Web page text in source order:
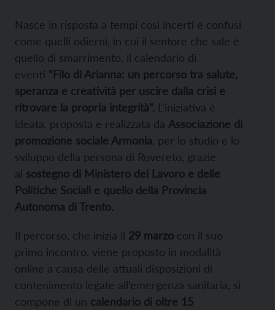
Nasce in risposta a tempi così incerti e confusi
come quelli odierni, in cui il sentore che sale è
quello di smarrimento, il calendario di
eventi “Filo di Arianna: un percorso tra salute,
speranza e creatività per uscire dalla crisi e
ritrovare la propria integrità”. L’iniziativa è
ideata, proposta e realizzata da Associazione di
promozione sociale Armonia , per lo studio e lo
sviluppo della persona di Rovereto, grazie
al sostegno di Ministero del Lavoro e delle
Politiche Sociali e quello della Provincia
Autonoma di Trento.
Il percorso, che inizia il 29 marzo con il suo
primo incontro, viene proposto in modalità
online a causa delle attuali disposizioni di
contenimento legate all’emergenza sanitaria, si
compone di un calendario di oltre 15